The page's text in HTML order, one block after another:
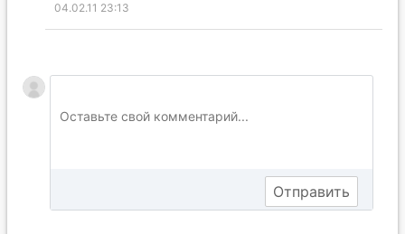
04.02.11 23:13